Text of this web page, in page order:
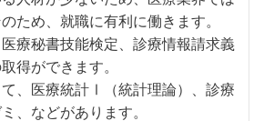
ため、就職に有利に働きます。
医療秘書技能検定、診療情報請求義
得ができます。
、医療統計Ⅰ（統計理論）、診療
、などがあります。